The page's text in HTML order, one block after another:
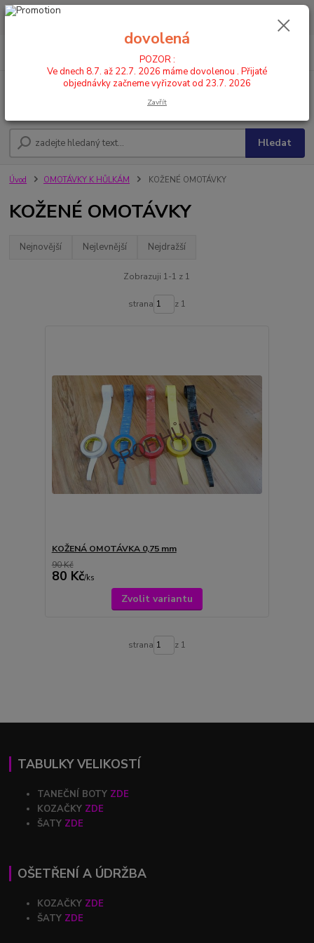
POZOR : Ve dnech 8.7. až 22.7. 2026 máme dovolenou . Přijaté
Hledat
Úvod OMOTÁVKY K HŮLKÁM KOŽENÉ OMOTÁVKY
KOŽENÉ OMOTÁVKY
Nejnovější Nejlevnější Nejdražší
Zobrazuji 1-1 z 1
strana z 1
KOŽENÁ OMOTÁVKA 0,75 mm
90 Kč
80 Kč/ks
Zvolit variantu
strana z 1
TABULKY VELIKOSTÍ
TANEČNÍ BOTY ZDE
KOZAČKY ZDE
ŠATY ZDE
OŠETŘENÍ A ÚDRŽBA
KOZAČKY ZDE
ŠATY ZDE
dovolená
POZOR :
Ve dnech 8.7. až 22.7. 2026 máme dovolenou . Přijaté
objednávky začneme vyřizovat od 23.7. 2026
Zavřít